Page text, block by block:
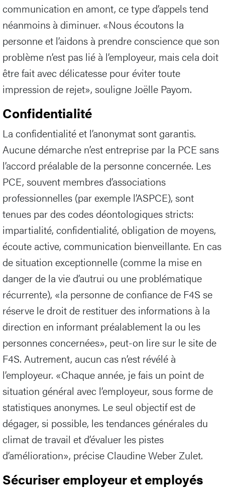
communication en amont, ce type d’appels tend
néanmoins à diminuer. «Nous écoutons la
personne et l’aidons à prendre conscience que son
problème n’est pas lié à l’employeur, mais cela doit
être fait avec délicatesse pour éviter toute
impression de rejet», souligne Joëlle Payom.
Confidentialité
La confidentialité et l’anonymat sont garantis.
Aucune démarche n’est entreprise par la PCE sans
l’accord préalable de la personne concernée. Les
PCE, souvent membres d’associations
professionnelles (par exemple l’ASPCE), sont
tenues par des codes déontologiques stricts:
impartialité, confidentialité, obligation de moyens,
écoute active, communication bienveillante. En cas
de situation exceptionnelle (comme la mise en
danger de la vie d’autrui ou une problématique
récurrente), «la personne de confiance de F4S se
réserve le droit de restituer des informations à la
direction en informant préalablement la ou les
personnes concernées», peut-on lire sur le site de
F4S. Autrement, aucun cas n’est révélé à
l’employeur. «Chaque année, je fais un point de
situation général avec l’employeur, sous forme de
statistiques anonymes. Le seul objectif est de
dégager, si possible, les tendances générales du
climat de travail et d’évaluer les pistes
d’amélioration», précise Claudine Weber Zulet.
Sécuriser employeur et employés